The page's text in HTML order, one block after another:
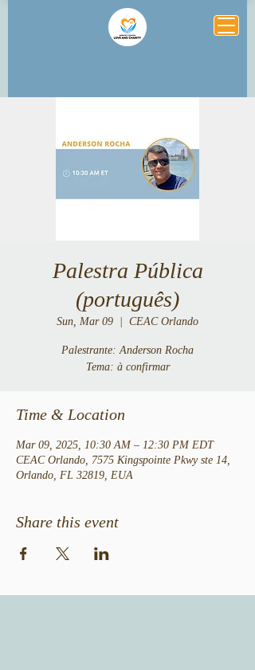
Palestra Pública
(português)
Sun, Mar 09 CEAC Orlando
Palestrante: Anderson Rocha
Tema: à confirmar
Time & Location
Mar 09, 2025, 10:30 AM – 12:30 PM EDT
CEAC Orlando, 7575 Kingspointe Pkwy ste 14,
Orlando, FL 32819, EUA
Share this event